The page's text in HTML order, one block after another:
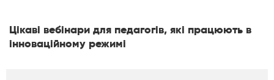
Цікаві вебінари для педагогів, які працюють в
інноваційному режимі